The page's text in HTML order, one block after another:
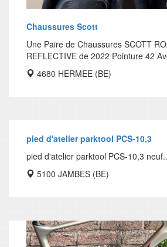
Chaussures Scott
Une Paire de Chaussures SCOTT
REFLECTIVE de 2022 Pointure 42
4680 HERMEE (BE)
pied d'atelier parktool PCS-10,3
pied d'atelier parktool PCS-10,3
5100 JAMBES (BE)